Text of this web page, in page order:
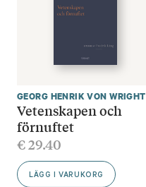
GEORG HENRIK VON WRIGHT
Vetenskapen och
förnuftet
€29.40
LÄGG I VARUKORG